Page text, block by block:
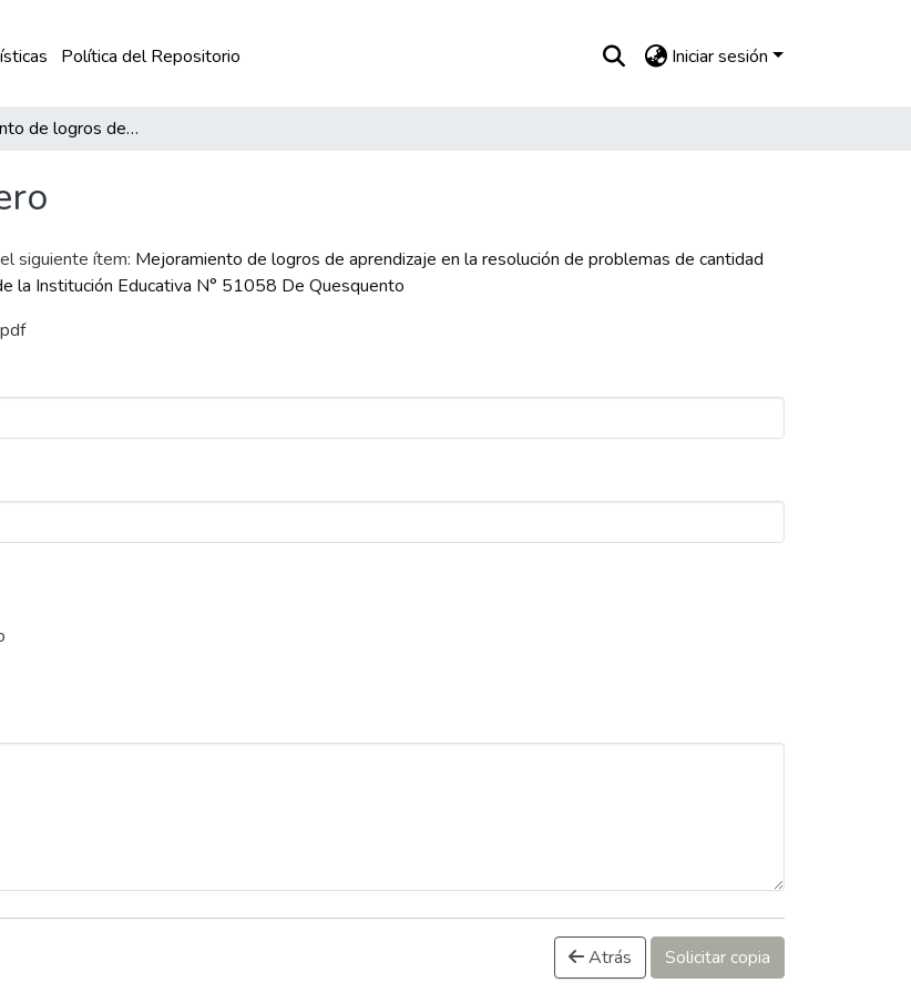
Política del Repositorio Iniciar sesión
Mejoramiento de logros de aprendizaje en la resolución de problemas de cantidad mediante la tiendita escolar en los estudiantes de IV ciclo de la Institución Educativa N° 51058 De Quesquento
siguiente ítem: Mejoramiento de logros de aprendizaje en la resolución de problemas de cantidad
la Institución Educativa N° 51058 De Quesquento
Atrás Solicitar copia